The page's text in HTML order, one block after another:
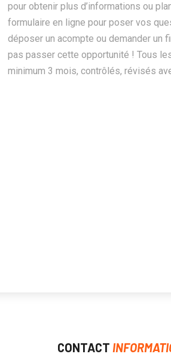
pour obtenir plus d’informations ou
formulaire en ligne pour poser vos
déposer un acompte ou demander un
pas passer cette opportunité ! Tous
minimum 3 mois, contrôlés, révisés
CONTACT